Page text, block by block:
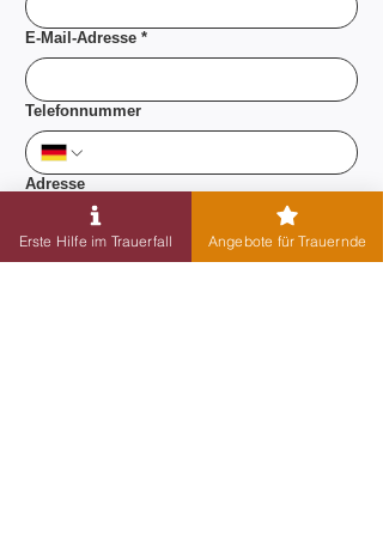
E-Mail-Adresse *
Telefonnummer
Adresse
Erste Hilfe im Trauerfall Angebote für Trauernde